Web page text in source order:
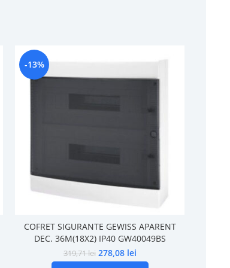
-13%
COFRET SIGURANTE GEWISS APARENT
DEC. 36M(18X2) IP40 GW40049BS
319,71lei 278,08 lei